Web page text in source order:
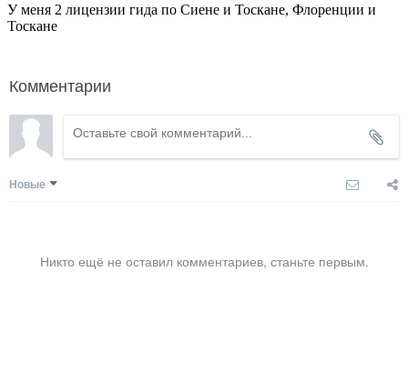
У меня 2 лицензии гида по Сиене и Тоскане, Флоренции и
Тоскане
Комментарии
Новые
Никто ещё не оставил комментариев, станьте первым.